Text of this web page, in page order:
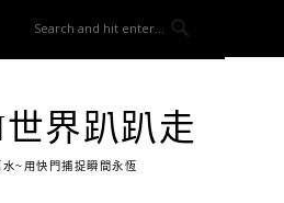
界趴趴走
~用快門捕捉瞬間永恆